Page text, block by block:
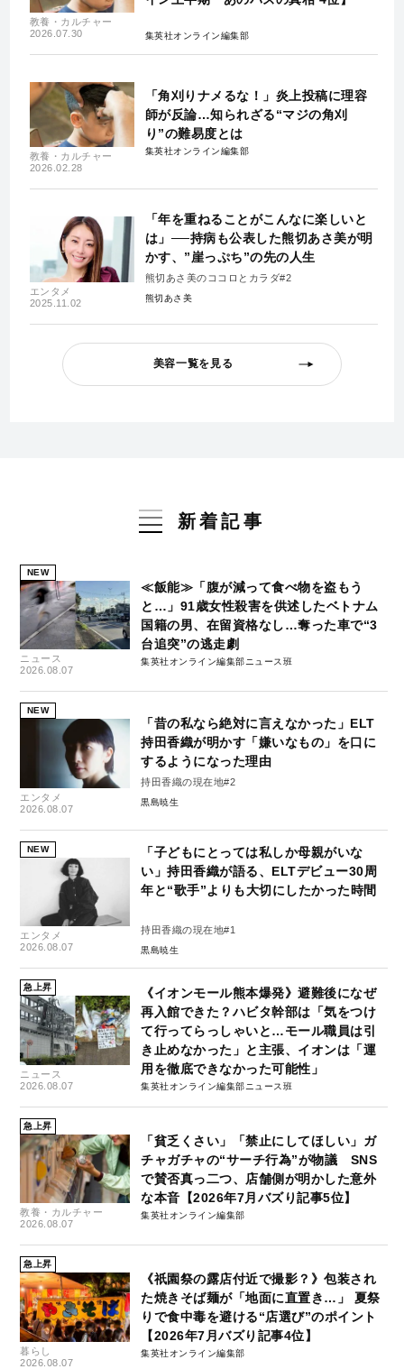
教養・カルチャー
2026.07.30
集英社オンライン編集部
教養・カルチャー
2026.02.28
「角刈りナメるな！」炎上投稿に理容
師が反論…知られざる“マジの角刈
り”の難易度とは
集英社オンライン編集部
エンタメ
2025.11.02
「年を重ねることがこんなに楽しいと
は」──持病も公表した熊切あさ美が明
かす、”崖っぷち”の先の人生
熊切あさ美のココロとカラダ#2
熊切あさ美
美容一覧を見る
新着記事
NEW
ニュース
2026.08.07
≪飯能≫「腹が減って食べ物を盗もう
と…」91歳女性殺害を供述したベトナム
国籍の男、在留資格なし…奪った車で“3
台追突”の逃走劇
集英社オンライン編集部ニュース班
NEW
エンタメ
2026.08.07
「昔の私なら絶対に言えなかった」ELT
持田香織が明かす「嫌いなもの」を口に
するようになった理由
持田香織の現在地#2
黒島暁生
NEW
エンタメ
2026.08.07
「子どもにとっては私しか母親がいな
い」持田香織が語る、ELTデビュー30周
年と“歌手”よりも大切にしたかった時間
持田香織の現在地#1
黒島暁生
急上昇
ニュース
2026.08.07
《イオンモール熊本爆発》避難後になぜ
再入館できた？ハビタ幹部は「気をつけ
て行ってらっしゃいと…モール職員は引
き止めなかった」と主張、イオンは「運
用を徹底できなかった可能性」
集英社オンライン編集部ニュース班
急上昇
教養・カルチャー
2026.08.07
「貧乏くさい」「禁止にしてほしい」ガ
チャガチャの“サーチ行為”が物議 SNS
で賛否真っ二つ、店舗側が明かした意外
な本音【2026年7月バズり記事5位】
集英社オンライン編集部
急上昇
暮らし
2026.08.07
《祇園祭の露店付近で撮影？》包装され
た焼きそば麺が「地面に直置き…」 夏祭
りで食中毒を避ける“店選び”のポイント
【2026年7月バズり記事4位】
集英社オンライン編集部